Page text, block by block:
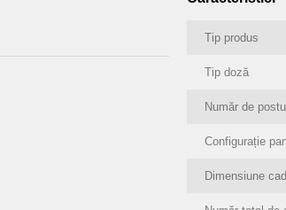
Tip produs
Tip doză
Număr de
Configurație
Dimensiune